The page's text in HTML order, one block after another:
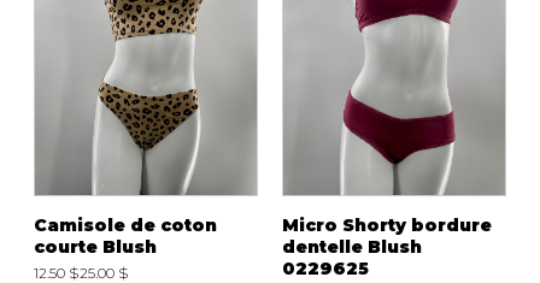
Camisole de coton
courte Blush
12.50 $25.00 $
Micro Shorty bordure
dentelle Blush
0229625